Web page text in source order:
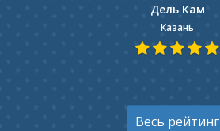
Дель Кам
Казань
Весь рейтинг